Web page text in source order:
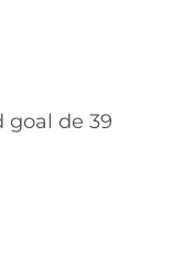
goal de 39